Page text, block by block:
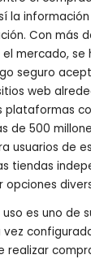
la
Con más
mercado, se
seguro
web
plataformas
de 500
usuarios de
tiendas
es uno de
vez
realizar